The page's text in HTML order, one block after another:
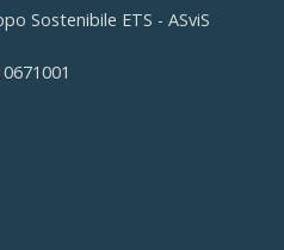
Sostenibile ETS - ASviS